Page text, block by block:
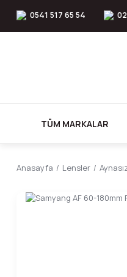
0541 517 65 54
TÜM MARKALAR
Anasayfa Lensler